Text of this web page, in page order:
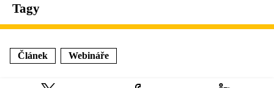
Tagy
Článek Webináře